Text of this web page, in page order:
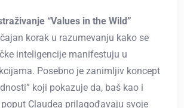
“Values in the Wild”
korak u razumevanju kako se
inteligencije manifestuju u
Posebno je zanimljiv koncept
koji pokazuje da, baš kao i
Claudea prilagođavaju svoje